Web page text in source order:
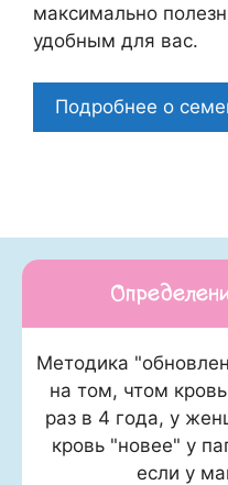
максимально
удобным для вас.
Подробнее о
Методика
на том, чтом
раз в 4 года, у
кровь "новее" у
если у